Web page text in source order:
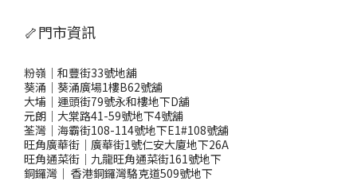
🦴門市資訊
粉嶺｜和豐街33號地舖
葵涌｜葵涌廣場1樓B62號舖
大埔｜運頭街79號永和樓地下D舖
元朗｜大棠路41-59號地下4號舖
荃灣｜海霸街108-114號地下E1#108號舖
旺角廣華街｜廣華街1號仁安大廈地下26A
旺角通菜街｜九龍旺角通菜街161號地下
銅鑼灣 ｜ 香港銅鑼灣駱克道509號地下